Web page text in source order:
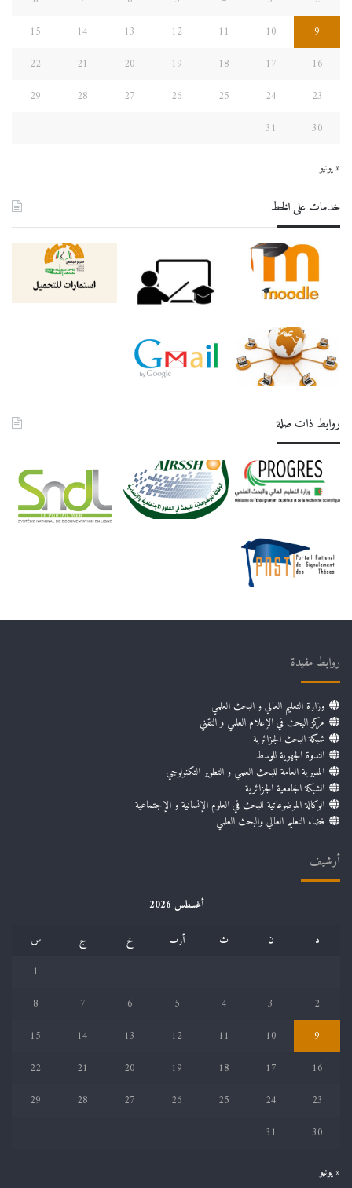
9
10
11
12
13
14
15
16
17
18
19
20
21
22
23
24
25
26
27
28
29
30
31
« يونيو
خدمات على الخط
روابط ذات صلة
روابط مفيدة
وزارة التعليم العالي و البحث العلمي
مركز البحث في الإعلام العلمي و التقني
شبكة البحث الجزائرية
الندوة الجهوية للوسط
المديرية العامة للبحث العلمي و التطوير التكنولوجي
الشبكة الجامعية الجزائرية
الوكالة الموضوعاتية للبحث في العلوم الإنسانية و الإجتماعية
فضاء التعليم العالي والبحث العلمي
أرشيف
أغسطس 2026
د
ن ث أرب خ ج
س
1
2
3
4
5
6
7
8
9
10
11
12
13
14
15
16
17
18
19
20
21
22
23
24
25
26
27
28
29
30
31
« يونيو